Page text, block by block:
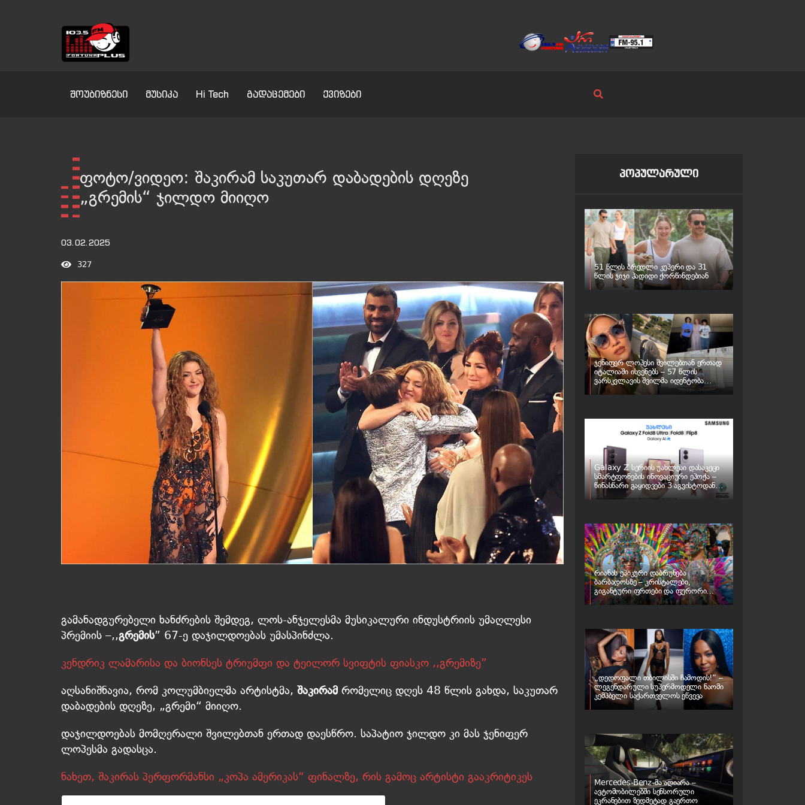
შოუბიზნესი მუსიკა Hi Tech გადაცემები ქვიზები
ფოტო/ვიდეო: შაკირამ საკუთარ დაბადების დღეზე
„გრემის“ ჯილდო მიიღო
03.02.2025
327
გამანადგურებელი ხანძრების შემდეგ, ლოს-ანჯელესმა მუსიკალური ინდუსტრიის უმაღლესი
პრემიის –,,გრემის” 67-ე დაჯილდოებას უმასპინძლა.
კენდრიკ ლამარისა და ბიონსეს ტრიუმფი და ტეილორ სვიფტის ფიასკო ,,გრემიზე”
აღსანიშნავია, რომ კოლუმბიელმა არტისტმა, შაკირამ რომელიც დღეს 48 წლის გახდა, საკუთარ
დაბადების დღეზე, „გრემი“ მიიღო.
დაჯილდოებას მომღერალი შვილებთან ერთად დაესწრო. საპატიო ჯილდო კი მას ჯენიფერ
ლოპესმა გადასცა.
ნახეთ, შაკირას პერფორმანსი „კოპა ამერიკას“ ფინალზე, რის გამოც არტისტი გააკრიტიკეს
პოპულარული
51 წლის ბრედლი კუპერი და 31
წლის ჯიჯი ჰადიდი ქორწინდებიან
ჯენიფერ ლოპესი შვილებთან ერთად
იტალიაში ისვენებს – 57 წლის
ვარსკვლავის შვილმა იდენტობა
შეიცვალა
Galaxy Z სერიის უახლესი დასაკეცი
სმარტფონების ინოვაციური ეპოქა –
წინასწარი გაყიდვები 3 აგვისტოდან
იწყება
რიანას ეპიკური დაბრუნება
ბარბადოსზე – კრისტალები,
გიგანტური ფრთები და ფურორი
კარნავალზე
„დედოფალი თბილისში ჩამოდის!“ –
ლეგენდარული სუპერმოდელი ნაომი
კემპბელი საქართველოს ეწვევა
Mercedes-Benz-მა აღიარა –
ავტომობილებში სენსორული
ეკრანებით ზედმეტად გაერთო